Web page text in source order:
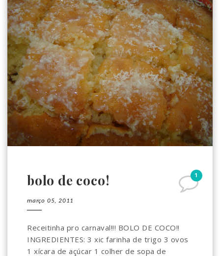
1
bolo de coco!
março 05, 2011
Receitinha pro carnaval!!! BOLO DE COCO!!
INGREDIENTES: 3 xic farinha de trigo 3 ovos
1 xícara de açúcar 1 colher de sopa de